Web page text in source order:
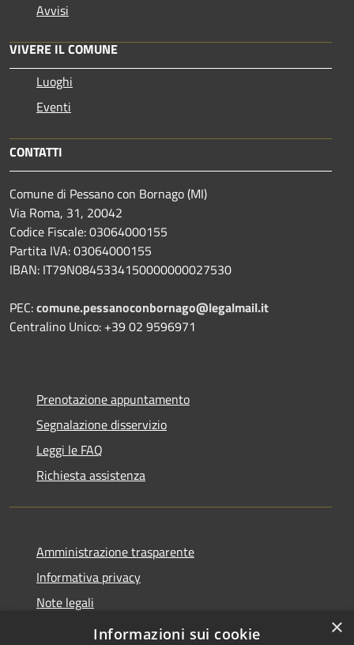
Avvisi
VIVERE IL COMUNE
Luoghi
Eventi
CONTATTI
Comune di Pessano con Bornago (MI)
Via Roma, 31, 20042
Codice Fiscale: 03064000155
Partita IVA: 03064000155
IBAN: IT79N0845334150000000027530
PEC:comune.pessanoconbornago@legalmail.it
Centralino Unico: +39 02 9596971
Prenotazione appuntamento
Segnalazione disservizio
Leggi le FAQ
Richiesta assistenza
Amministrazione trasparente
Informativa privacy
Note legali
Dichiarazione di accessibilità
×
Informazioni sui cookie